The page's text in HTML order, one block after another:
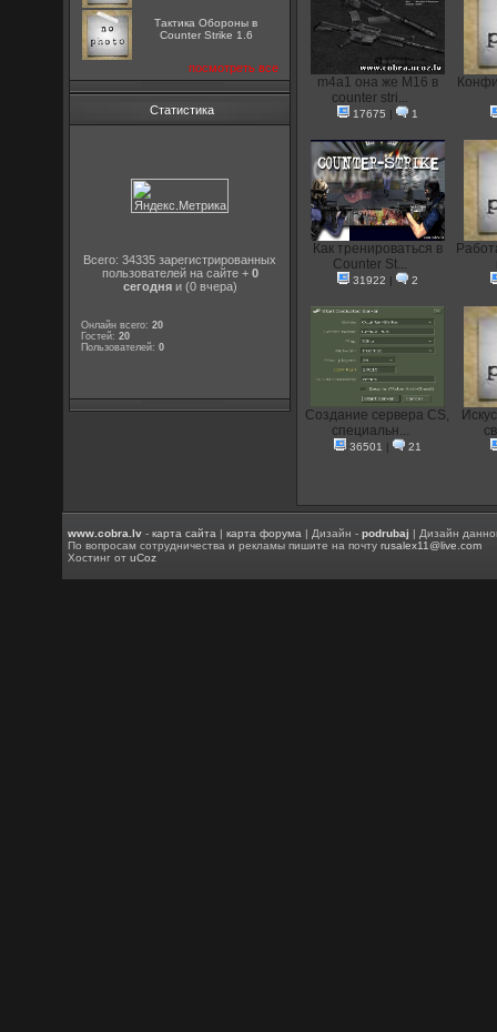
Тактика Обороны в
Counter Strike 1.6
посмотреть все
Статистика
Всего: 34335 зарегистрированных
пользователей на сайте + 0
сегодняи (0 вчера)
Онлайн всего:20
Гостей:20
Пользователей:0
m4a1 она же M16 в
counter stri...
17675 | 1
Как тренироваться в
Counter St...
31922 | 2
Создание сервера CS,
специальн...
36501 | 21
www.cobra.lv -карта сайта |карта форума | Дизайн -podrubaj | Дизайн
По вопросам сотрудничества и рекламы пишите на почтуrusalex11@live.com
Хостинг отuCoz